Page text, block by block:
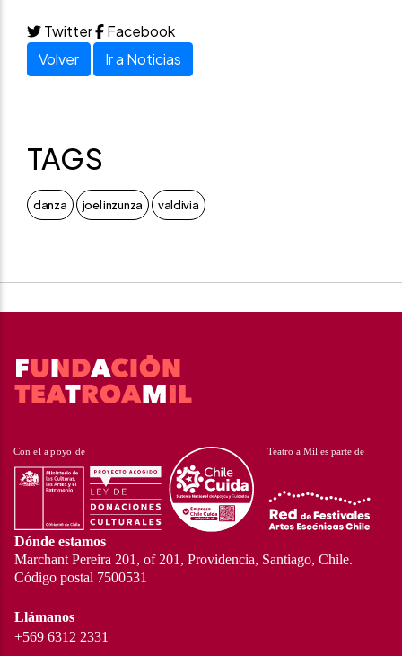
Twitter
Facebook
Volver
Ir a Noticias
TAGS
danza joel inzunza valdivia
Dónde estamos
Marchant Pereira 201, of 201, Providencia, Santiago, Chile.
Código postal 7500531
Llámanos
+569 6312 2331